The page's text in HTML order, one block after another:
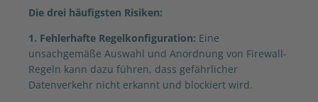
Die drei häufigsten Risiken:
1. Fehlerhafte Regelkonfiguration: Eine
unsachgemäße Auswahl und Anordnung von Firewall-
Regeln kann dazu führen, dass gefährlicher
Datenverkehr nicht erkannt und blockiert wird.